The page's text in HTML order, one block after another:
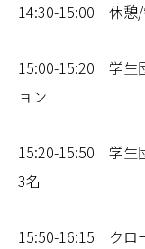
14:30-15:00 休憩
15:00-15:20 学生
ョン
15:20-15:50 学生
3名
15:50-16:15 クロ